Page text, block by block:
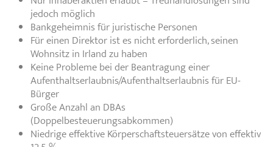
jedoch möglich
Bankgeheimnis für juristische Personen
Für einen Direktor ist es nicht erforderlich, seinen
Wohnsitz in Irland zu haben
Keine Probleme bei der Beantragung einer
Aufenthaltserlaubnis/Aufenthaltserlaubnis für EU-
Bürger
Große Anzahl an DBAs
(Doppelbesteuerungsabkommen)
Niedrige effektive Körperschaftsteuersätze von effektiv